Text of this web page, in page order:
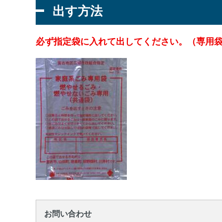
出す方法
必ず指定袋に入れて出してください。（専用
お問い合わせ